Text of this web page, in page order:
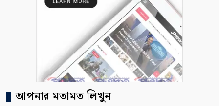
আপনার মতামত লিখুন